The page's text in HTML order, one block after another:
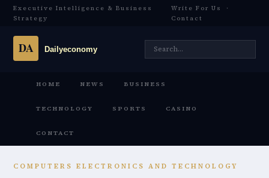
Executive Intelligence & Business
Strategy
Write For Us
·
Contact
HOME NEWS BUSINESS
TECHNOLOGY SPORTS CASINO
CONTACT
COMPUTERS ELECTRONICS AND TECHNOLOGY